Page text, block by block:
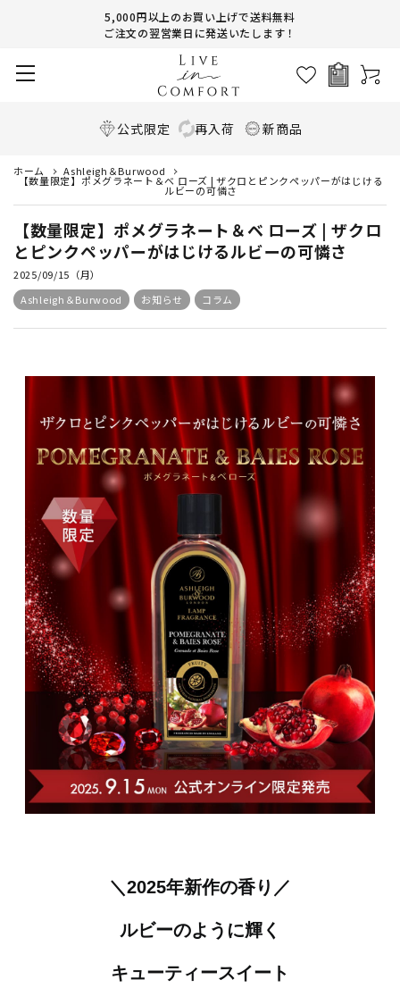
5,000円以上のお買い上げで送料無料
ご注文の翌営業日に発送いたします！
公式限定 再入荷 新商品
ホーム Ashleigh＆Burwood
【数量限定】ポメグラネート＆ベ ローズ | ザクロとピンクペッパーがはじける
ルビーの可憐さ
【数量限定】ポメグラネート＆ベ ローズ | ザクロ
とピンクペッパーがはじけるルビーの可憐さ
2025/09/15（月）
Ashleigh＆Burwood
お知らせ コラム
＼2025年新作の香り／
ルビーのように輝く
キューティースイート